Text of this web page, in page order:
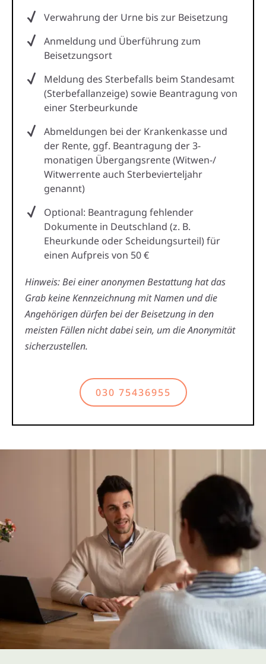
Verwahrung der Urne bis zur Beisetzung
Anmeldung und Überführung zum
Beisetzungsort
Meldung des Sterbefalls beim Standesamt
(Sterbefallanzeige) sowie Beantragung von
einer Sterbeurkunde
Abmeldungen bei der Krankenkasse und
der Rente, ggf. Beantragung der 3-
monatigen Übergangsrente (Witwen-/
Witwerrente auch Sterbevierteljahr
genannt)
Optional: Beantragung fehlender
Dokumente in Deutschland (z. B.
Eheurkunde oder Scheidungsurteil) für
einen Aufpreis von 50 €
Hinweis: Bei einer anonymen Bestattung hat das
Grab keine Kennzeichnung mit Namen und die
Angehörigen dürfen bei der Beisetzung in den
meisten Fällen nicht dabei sein, um die Anonymität
sicherzustellen.
030 75436955